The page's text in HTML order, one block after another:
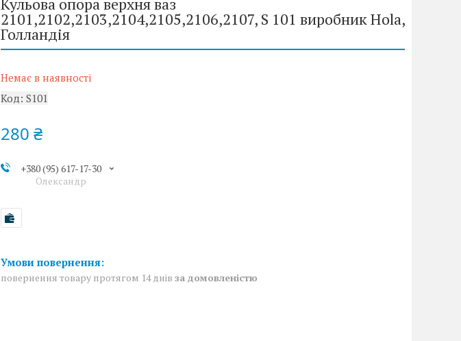
2101,2102,2103,2104,2105,2106,2107, S 101 виробник Hola,
Голландія
Немає в наявності
Код: S101
280 ₴
+380 (95) 617-17-30
Олександр
повернення товару протягом 14 днів за домовленістю